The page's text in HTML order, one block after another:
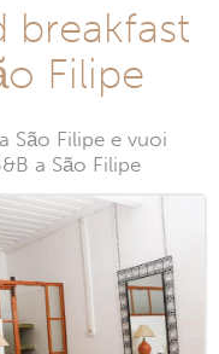
breakfast
Filipe
São Filipe e vuoi
a São Filipe